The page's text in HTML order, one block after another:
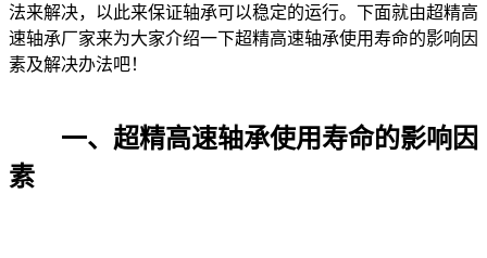
法来解决，以此来保证轴承可以稳定的运行。下面就由超精高
速轴承厂家来为大家介绍一下超精高速轴承使用寿命的影响因
素及解决办法吧！
一、超精高速轴承使用寿命的影响因
素